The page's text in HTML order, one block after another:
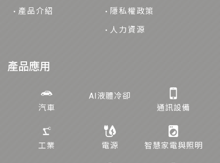
產品介紹
隱私權政策
人力資源
產品應用
汽車
AI液體冷卻
通訊設備
工業 電源 智慧家電與照明